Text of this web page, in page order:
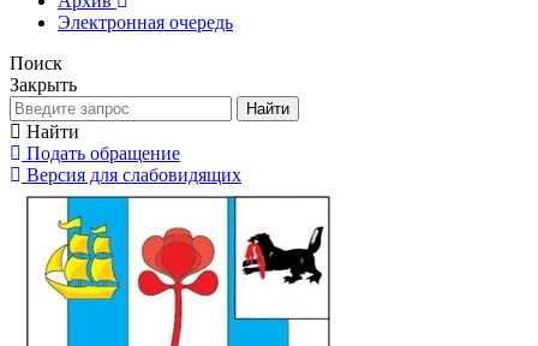
Электронная очередь
Поиск
Закрыть
Найти
Найти
Подать обращение
Версия для слабовидящих